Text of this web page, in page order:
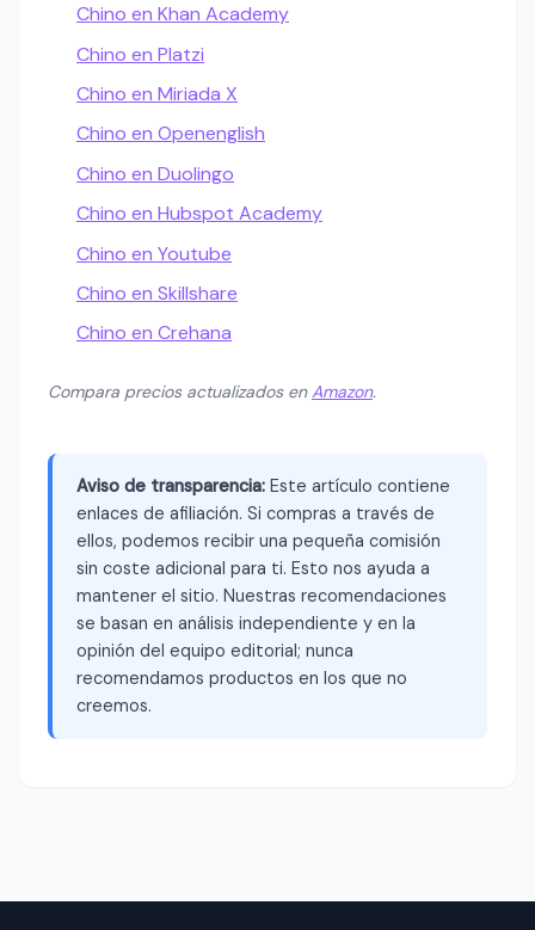
Chino en Khan Academy
Chino en Platzi
Chino en Miriada X
Chino en Openenglish
Chino en Duolingo
Chino en Hubspot Academy
Chino en Youtube
Chino en Skillshare
Chino en Crehana
Compara precios actualizados enAmazon.
Aviso de transparencia: Este artículo contiene
enlaces de afiliación. Si compras a través de
ellos, podemos recibir una pequeña comisión
sin coste adicional para ti. Esto nos ayuda a
mantener el sitio. Nuestras recomendaciones
se basan en análisis independiente y en la
opinión del equipo editorial; nunca
recomendamos productos en los que no
creemos.